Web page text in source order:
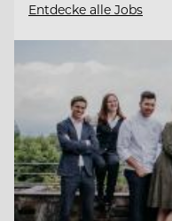
Entdecke alle Jobs